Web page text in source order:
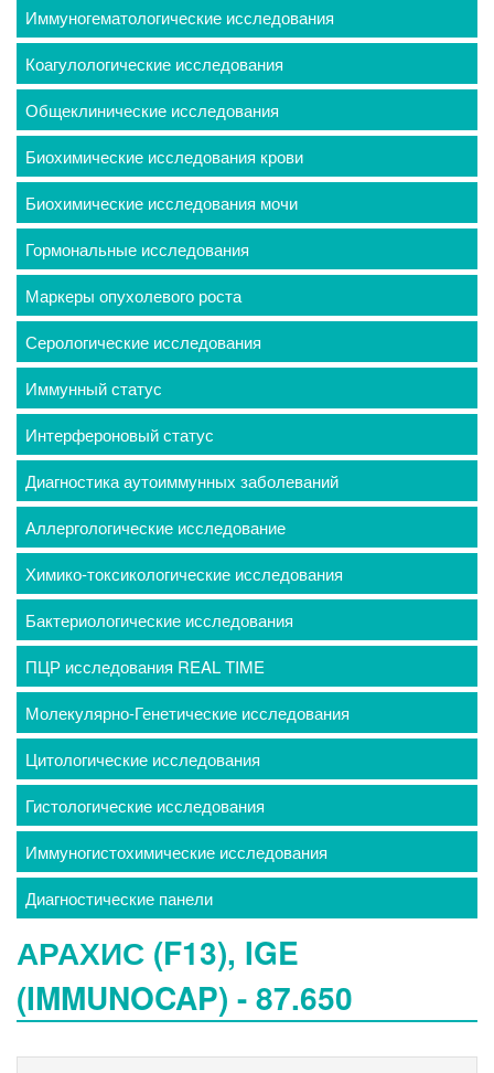
Иммуногематологические исследования
Коагулологические исследования
Общеклинические исследования
Биохимические исследования крови
Биохимические исследования мочи
Гормональные исследования
Маркеры опухолевого роста
Серологические исследования
Иммунный статус
Интерфероновый статус
Диагностика аутоиммунных заболеваний
Аллергологические исследование
Химико-токсикологические исследования
Бактериологические исследования
ПЦР исследования REAL TIME
Молекулярно-Генетические исследования
Цитологические исследования
Гистологические исследования
Иммуногистохимические исследования
Диагностические панели
АРАХИС (F13), IGE
(IMMUNOCAP) - 87.650